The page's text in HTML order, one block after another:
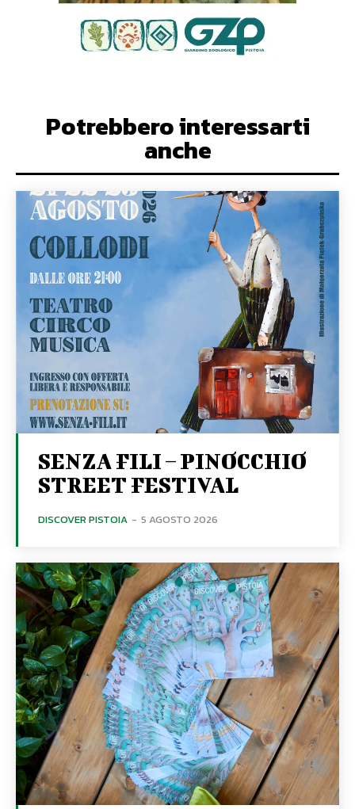
Potrebbero interessarti
anche
SENZA FILI – PINOCCHIO
STREET FESTIVAL
DISCOVER PISTOIA - 5 AGOSTO 2026